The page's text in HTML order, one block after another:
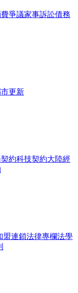
爭議家事訴訟債務
更新
約科技契約大陸經
盟連鎖法律專欄法學